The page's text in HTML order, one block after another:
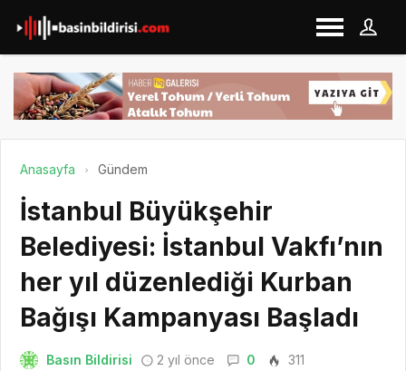
Anasayfa Gündem
İstanbul Büyükşehir
Belediyesi: İstanbul Vakfı’nın
her yıl düzenlediği Kurban
Bağışı Kampanyası Başladı
Basın Bildirisi 2 yıl önce 0
311